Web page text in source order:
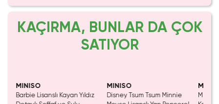
KAÇIRMA, BUNLAR DA ÇOK
SATIYOR
MINISO
Barbie Lisanslı Kayan Yıldız
MINISO
Disney Tsum Tsum Minnie
Miniso